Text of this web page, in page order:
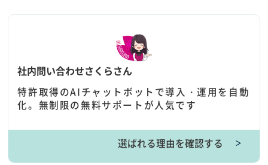
社内問い合わせさくらさん
特許取得のAIチャットボットで導入・運用を自動
化。無制限の無料サポートが人気です
選ばれる理由を確認する ＞